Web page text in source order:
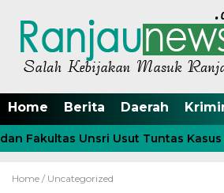
Home Berita Daerah
Fakultas Unsri Usut Tuntas Kasus
Home / Uncategorized